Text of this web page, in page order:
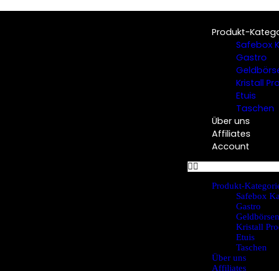
Produkt-
Safebox
Gastro
Kristall
Etuis
Taschen
Über uns
Affiliates
Account
Produkt-
Safebox
Gastro
Geldbörsen
Kristall
Etuis
Taschen
Über uns
Affiliates